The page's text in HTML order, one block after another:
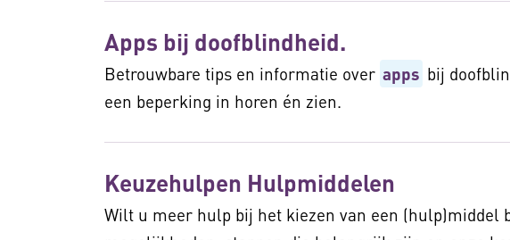
Apps bij doofblindheid.
Betrouwbare tips en informatie over apps bij
een beperking in horen én zien.
Keuzehulpen Hulpmiddelen
Wilt u meer hulp bij het kiezen van een (hulp)middel